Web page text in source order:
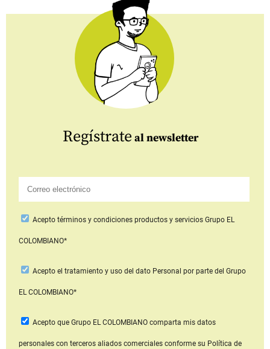
Regístrate al newsletter
Aceptotérminos y condiciones productos y serviciosGrupo EL
COLOMBIANO*
Acepto el tratamiento y uso del dato Personal por parte del Grupo
EL COLOMBIANO*
Acepto que Grupo EL COLOMBIANOcomparta mis datos
personales con terceros aliados comerciales conforme su Política de